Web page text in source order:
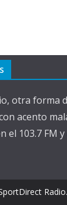
otra forma
acento
el 103.7 FM
Radio